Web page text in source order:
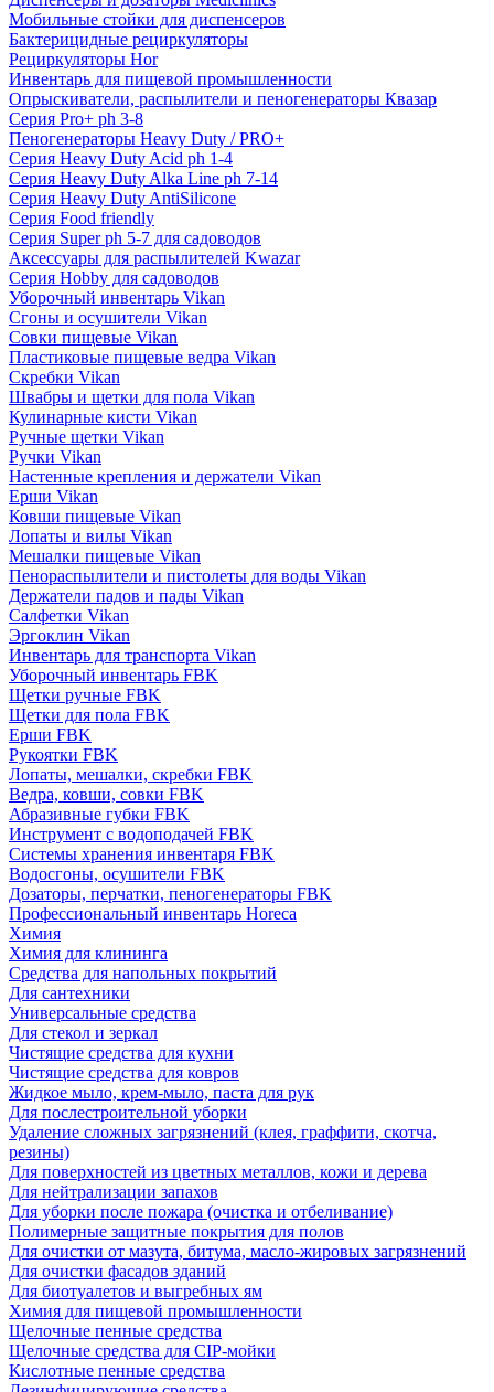
Мобильные стойки для диспенсеров
Бактерицидные рециркуляторы
Рециркуляторы Hor
Инвентарь для пищевой промышленности
Опрыскиватели, распылители и пеногенераторы Квазар
Серия Pro+ ph 3-8
Пеногенераторы Heavy Duty / PRO+
Серия Heavy Duty Acid ph 1-4
Серия Heavy Duty Alka Line ph 7-14
Серия Heavy Duty AntiSilicone
Серия Food friendly
Серия Super ph 5-7 для садоводов
Аксессуары для распылителей Kwazar
Серия Hobby для садоводов
Уборочный инвентарь Vikan
Сгоны и осушители Vikan
Совки пищевые Vikan
Пластиковые пищевые ведра Vikan
Скребки Vikan
Швабры и щетки для пола Vikan
Кулинарные кисти Vikan
Ручные щетки Vikan
Ручки Vikan
Настенные крепления и держатели Vikan
Ерши Vikan
Ковши пищевые Vikan
Лопаты и вилы Vikan
Мешалки пищевые Vikan
Пенораспылители и пистолеты для воды Vikan
Держатели падов и пады Vikan
Салфетки Vikan
Эргоклин Vikan
Инвентарь для транспорта Vikan
Уборочный инвентарь FBK
Щетки ручные FBK
Щетки для пола FBK
Ерши FBK
Рукоятки FBK
Лопаты, мешалки, скребки FBK
Ведра, ковши, совки FBK
Абразивные губки FBK
Инструмент с водоподачей FBK
Системы хранения инвентаря FBK
Водосгоны, осушители FBK
Дозаторы, перчатки, пеногенераторы FBK
Профессиональный инвентарь Horeca
Химия
Химия для клининга
Средства для напольных покрытий
Для сантехники
Универсальные средства
Для стекол и зеркал
Чистящие средства для кухни
Чистящие средства для ковров
Жидкое мыло, крем-мыло, паста для рук
Для послестроительной уборки
Удаление сложных загрязнений (клея, граффити, скотча,
резины)
Для поверхностей из цветных металлов, кожи и дерева
Для нейтрализации запахов
Для уборки после пожара (очистка и отбеливание)
Полимерные защитные покрытия для полов
Для очистки от мазута, битума, масло-жировых загрязнений
Для очистки фасадов зданий
Для биотуалетов и выгребных ям
Химия для пищевой промышленности
Щелочные пенные средства
Щелочные средства для CIP-мойки
Кислотные пенные средства